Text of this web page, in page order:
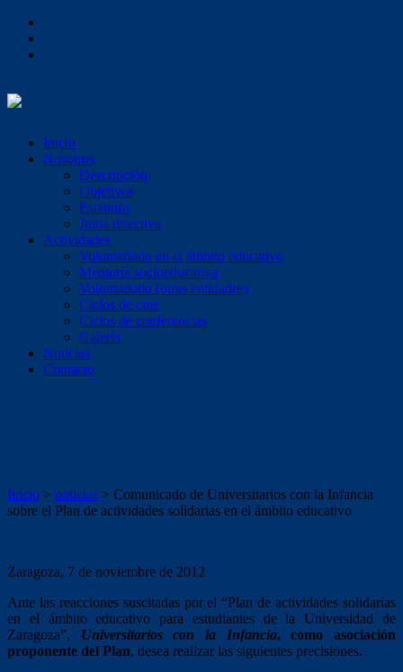
Inicio
Nosotros
Descripción
Objetivos
Estatutos
Junta directiva
Actividades
Voluntariado en el ámbito educativo
Mentoría socioeducativa
Voluntariado (otras entidades)
Ciclos de cine
Ciclos de conferencias
Galería
Noticias
Contacto
Inicio > noticias > Comunicado de Universitarios con la Infancia
sobre el Plan de actividades solidarias en el ámbito educativo
Zaragoza, 7 de noviembre de 2012
Ante las reacciones suscitadas por el “Plan de actividades solidarias
en el ámbito educativo para estudiantes de la Universidad de
Zaragoza”, Universitarios con la Infancia, como asociación
proponente del Plan, desea realizar las siguientes precisiones.